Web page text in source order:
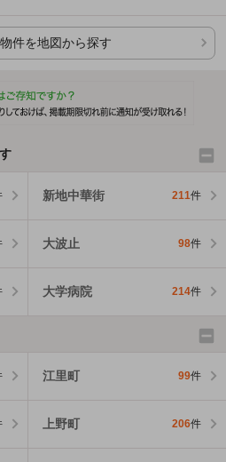
件を地図から探す
新地中華街 211件
大波止 98件
大学病院 214件
江里町 99件
上野町 206件